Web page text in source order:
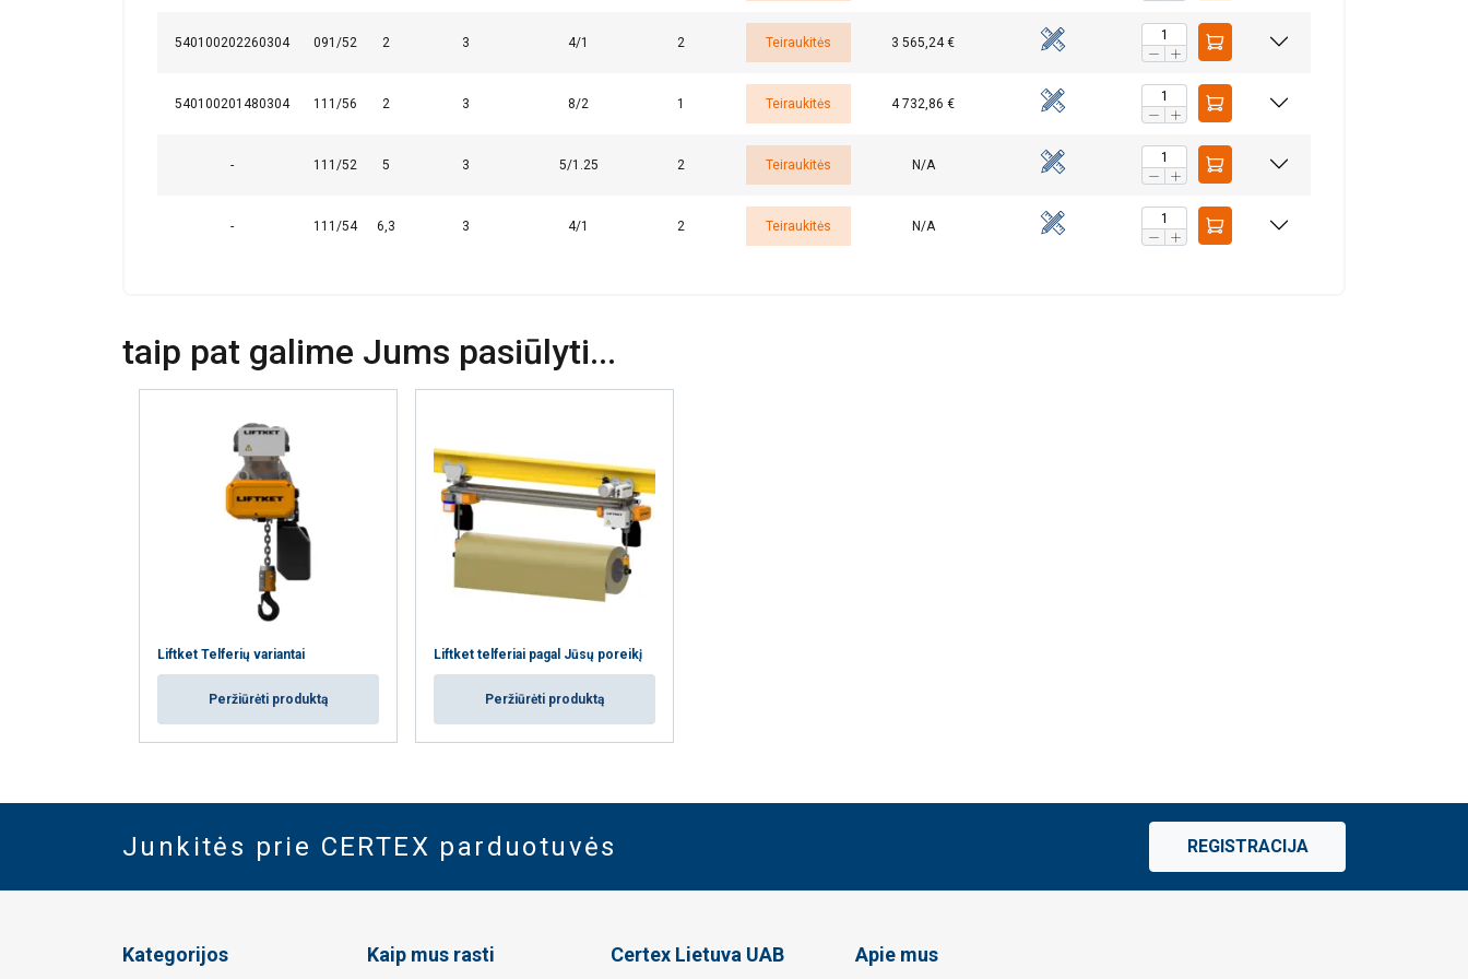
540100202260304 091/52 2 3 4/1 2 Teiraukitės 3 565,24 €
540100201480304 111/56 2 3 8/2 1 Teiraukitės 4 732,86 €
- 111/52 5 3 5/1.25 2 Teiraukitės N/A
- 111/54 6,3 3 4/1 2 Teiraukitės N/A
taip pat galime Jums pasiūlyti...
Liftket Telferių variantai
Peržiūrėti produktą
Liftket telferiai pagal Jūsų poreikį
Peržiūrėti produktą
Junkitės prie CERTEX parduotuvės REGISTRACIJA
Kategorijos Kaip mus rasti Certex Lietuva UAB Apie mus